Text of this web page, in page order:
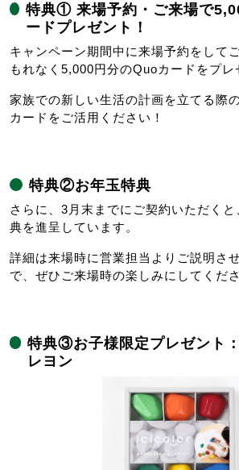
特典① 来場予約・ご来場で
ードプレゼント！
キャンペーン期間中に来場予約をして
もれなく5,000円分のQuoカードをプレ
家族での新しい生活の計画を立てる際
カードをご活用ください！
特典②お年玉特典
さらに、3月末までにご契約いただく
典を進呈しています。
詳細は来場時に営業担当よりご説明さ
で、ぜひご来場時の楽しみにしてくだ
特典③お子様限定プレゼント
レヨン